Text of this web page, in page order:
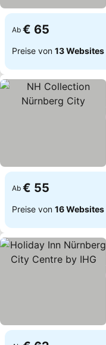
Ab € 65
Preise von 13 Websites
Ab € 55
Preise von 16 Websites